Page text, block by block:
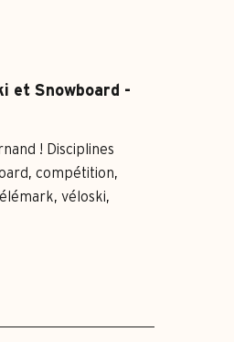
et Snowboard -
! Disciplines
compétition,
véloski,